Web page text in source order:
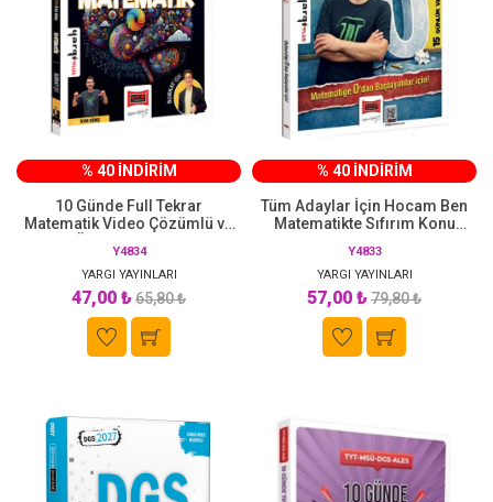
% 40 İNDİRİM
10 Günde Full Tekrar
Matematik Video Çözümlü ve
Y4834
YARGI YAYINLARI
47,00 ₺65,80 ₺
% 40 İNDİRİM
Tüm Adaylar İçin Hocam Ben
Matematikte Sıfırım Konu
Yayınları
Y4833
YARGI YAYINLARI
57,00 ₺79,80 ₺